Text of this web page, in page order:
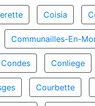
Coisia
Communailles-En-
Condes Conliege
Courbette